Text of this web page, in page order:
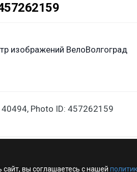
изображений ВелоВолгоград
40494, Photo ID: 457262159
вы соглашаетесь с нашей